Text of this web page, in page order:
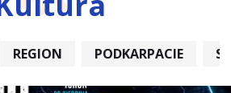
REGION PODKARPACIE